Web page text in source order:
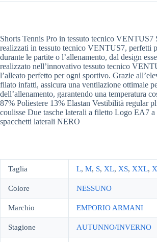
Shorts Tennis Pro in tessuto tecnico VENTUS7
realizzati in tessuto tecnico VENTUS7, perfetti
durante le partite o l’allenamento, dal design
realizzato nell’innovativo tessuto tecnico
l’alleato perfetto per ogni sportivo. Grazie
filato infatti, assicura una ventilazione ottimale
dell’allenamento, garantendo una temperatura
87% Poliestere 13% Elastan Vestibilità regular
coulisse Due tasche laterali a filetto Logo EA7
spacchetti laterali NERO
Taglia L, M, S, XL, XS, XXL,
Colore NESSUNO
Marchio EMPORIO ARMANI
Stagione AUTUNNO/INVERNO